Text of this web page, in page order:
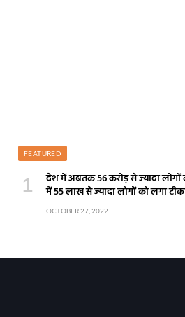
FEATURED
देश में अबतक 56 करोड़ से ज्यादा
में 55 लाख से ज्यादा लोगों को लगा
OCTOBER 27, 2022